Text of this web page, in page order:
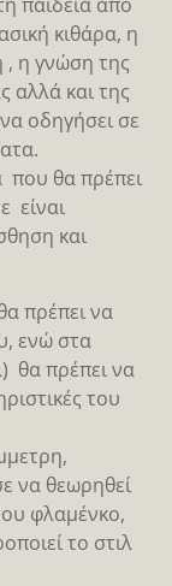
κιθάρα, η
, η γνώση της
αλλά και της
οδηγήσει σε
που θα πρέπει
είναι
και
πρέπει να
ενώ στα
θα πρέπει να
του
να θεωρηθεί
φλαμένκο,
το στιλ